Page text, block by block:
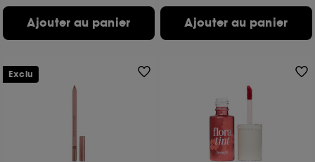
Ajouter au panier Ajouter au panier
Exclu